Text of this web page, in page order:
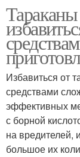
Тараканы
Избавиться от
средствами
эффективных
с борной
на вредителей,
большое их